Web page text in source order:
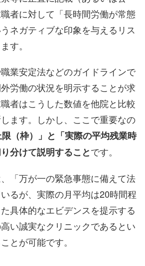
者に対して「長時間労働が常態
ネガティブな印象を与えるリス
す。
業安定法などのガイドラインで
労働の状況を明示することが求
者はこうした数値を他院と比較
ます。しかし、ここで重要なの
限（枠）」と「実際の平均残業時
分けて説明することです。
「万が一の緊急事態に備えて法
るが、実際の月平均は20時間程
具体的なエビデンスを提示する
い誠実なクリニックであるとい
とが可能です。